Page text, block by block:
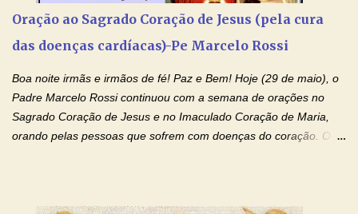
Nosso Senhor Jesus Cristo, concedei a vida a todos aqueles que
se encontram encarcerados em um vício, escravos de alguma
droga. Senhor, Pai Poderoso e cheio de Misericórdia, na
drogas, c...
Oração ao Sagrado Coração de Jesus (pela cura
das doenças cardíacas)-Pe Marcelo Rossi
Boa noite irmãs e irmãos de fé! Paz e Bem! Hoje (29 de maio), o
Padre Marcelo Rossi continuou com a semana de orações no
Sagrado Coração de Jesus e no Imaculado Coração de Maria,
orando pelas pessoas que sofrem com doenças do coração. O